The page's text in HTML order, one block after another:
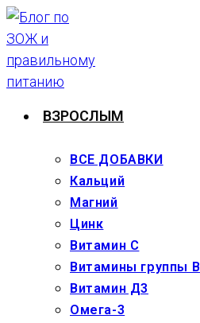
Перейти
к
содержимому
ВЗРОСЛЫМ
ВСЕ ДОБАВКИ
Кальций
Магний
Цинк
Витамин С
Витамины группы В
Витамин Д3
Омега-3